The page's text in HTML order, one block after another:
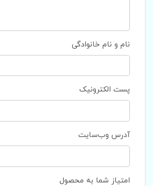
نام و نام خانوادگی
پست الکترونیک
آدرس وب‌سایت
امتیاز شما به محصول